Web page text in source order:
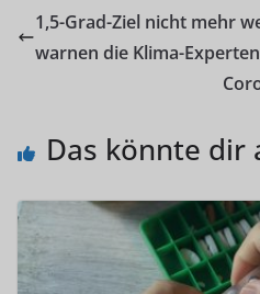
1,5-Grad-Ziel nicht mehr
warnen die Klima-Experten
Das könnte dir